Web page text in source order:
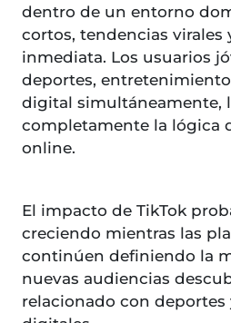
dentro de un entorno
cortos, tendencias virales
inmediata. Los usuarios
deportes,
digital simultáneamente,
completamente la lógica
online.
El impacto de TikTok
creciendo mientras las
continúen definiendo la
nuevas audiencias
relacionado con deportes